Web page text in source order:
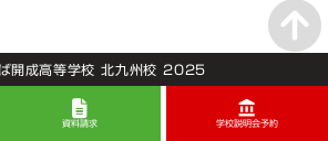
開成高等学校 北九州校 2025
資料請求
account_balance
学校説明会予約